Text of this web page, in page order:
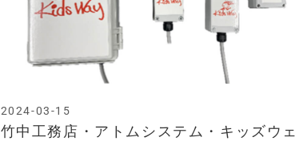
竹中工務店・アトムシステム・キッズウェ
2024-03-15